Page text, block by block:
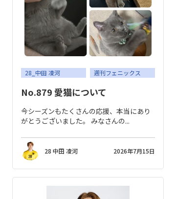
28_中田 凌河 週刊フェニックス
No.879 愛猫について
今シーズンもたくさんの応援、本当にあり
がとうございました。 みなさんの...
28 中田 凌河 2026年7月15日